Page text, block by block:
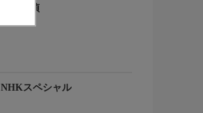
歴史探偵
NHKスペシャル